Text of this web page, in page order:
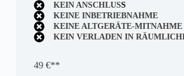
KEIN ANSCHLUSS
KEINE INBETRIEBNAHME
KEINE ALTGERÄTE-MITNAHME
KEIN VERLADEN IN
49 €**